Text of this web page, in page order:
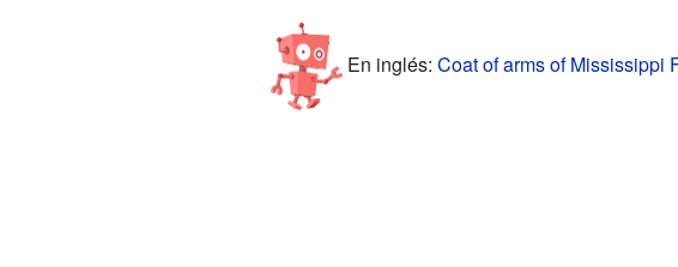
En inglés: Coat of arms of Mississippi